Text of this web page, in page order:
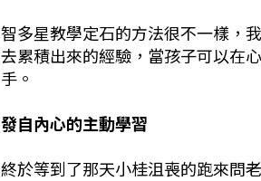
智多星教學定石的方法很不一樣，
去累積出來的經驗，當孩子可以在
手。
發自內心的主動學習
終於等到了那天小桂沮喪的跑來問